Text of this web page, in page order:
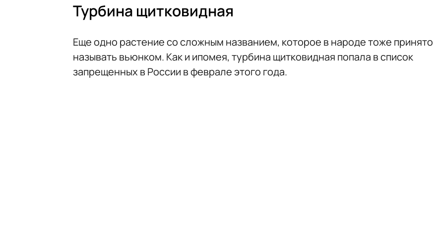
Турбина щитковидная
Еще одно растение со сложным названием, которое в народе тоже принято
называть вьюнком. Как и ипомея, турбина щитковидная попала в список
запрещенных в России в феврале этого года.